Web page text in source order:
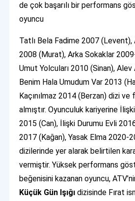
de çok başarılı bir performans
oyuncu
Tatlı Bela Fadime 2007 (Levent),
2008 (Murat), Arka Sokaklar
Umut Yolcuları 2010 (Sinan),
Benim Hala Umudum Var 2013
Kaçınılmaz 2014 (Berzan) dizi
almıştır. Oyunculuk kariyerine
2015 (Can), İlişki Durumu Evli
2017 (Kağan), Yasak Elma 2020-
dizilerinde yer alarak belirtilen
vermiştir. Yüksek performans
beğenisini kazanan oyuncu,
Küçük Gün Işığıdizisinde Fırat